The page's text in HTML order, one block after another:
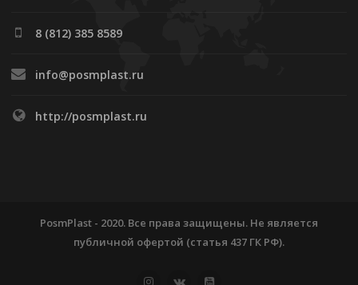
8 (812) 385 8589
info@posmplast.ru
http://posmplast.ru
PosmPlast - 2020. Все права защищены. Не является
публичной офертой (статья 437 ГК РФ).